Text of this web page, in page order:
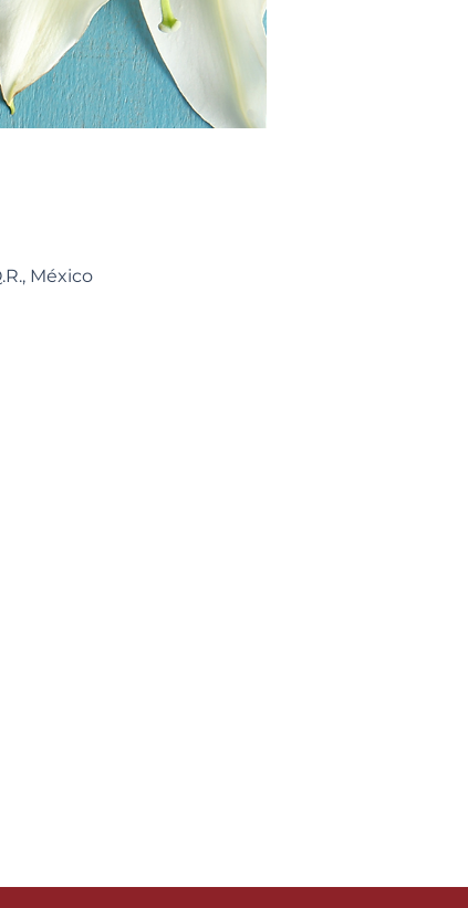
México